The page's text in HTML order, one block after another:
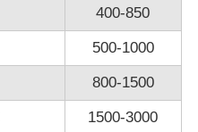
400-850
500-1000
800-1500
1500-3000